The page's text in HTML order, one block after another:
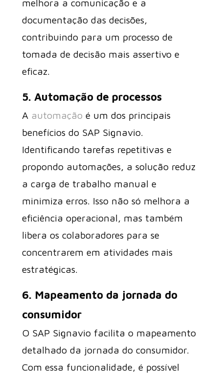
melhora a comunicação e a
documentação das decisões,
contribuindo para um processo de
tomada de decisão mais assertivo e
eficaz.
5. Automação de processos
A automação é um dos principais
benefícios do SAP Signavio.
Identificando tarefas repetitivas e
propondo automações, a solução reduz
a carga de trabalho manual e
minimiza erros. Isso não só melhora a
eficiência operacional, mas também
libera os colaboradores para se
concentrarem em atividades mais
estratégicas.
6. Mapeamento da jornada do
consumidor
O SAP Signavio facilita o mapeamento
detalhado da jornada do consumidor.
Com essa funcionalidade, é possível